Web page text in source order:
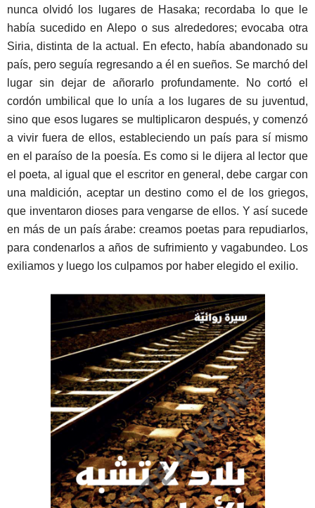
nunca olvidó los lugares de Hasaka; recordaba lo que le
había sucedido en Alepo o sus alrededores; evocaba otra
Siria, distinta de la actual. En efecto, había abandonado su
país, pero seguía regresando a él en sueños. Se marchó del
lugar sin dejar de añorarlo profundamente. No cortó el
cordón umbilical que lo unía a los lugares de su juventud,
sino que esos lugares se multiplicaron después, y comenzó
a vivir fuera de ellos, estableciendo un país para sí mismo
en el paraíso de la poesía. Es como si le dijera al lector que
el poeta, al igual que el escritor en general, debe cargar con
una maldición, aceptar un destino como el de los griegos,
que inventaron dioses para vengarse de ellos. Y así sucede
en más de un país árabe: creamos poetas para repudiarlos,
para condenarlos a años de sufrimiento y vagabundeo. Los
exiliamos y luego los culpamos por haber elegido el exilio.